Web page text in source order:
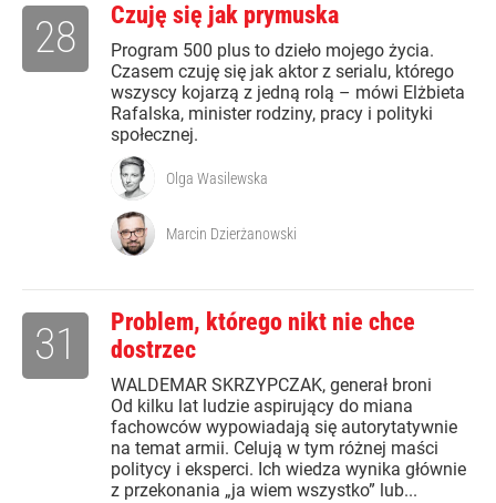
Czuję się jak prymuska
Program 500 plus to dzieło mojego życia.
Czasem czuję się jak aktor z serialu, którego
wszyscy kojarzą z jedną rolą – mówi Elżbieta
Rafalska, minister rodziny, pracy i polityki
społecznej.
28
Olga Wasilewska
Marcin Dzierżanowski
Problem, którego nikt nie chce
dostrzec
WALDEMAR SKRZYPCZAK, generał broni
Od kilku lat ludzie aspirujący do miana
fachowców wypowiadają się autorytatywnie
na temat armii. Celują w tym różnej maści
politycy i eksperci. Ich wiedza wynika głównie
z przekonania „ja wiem wszystko” lub...
31